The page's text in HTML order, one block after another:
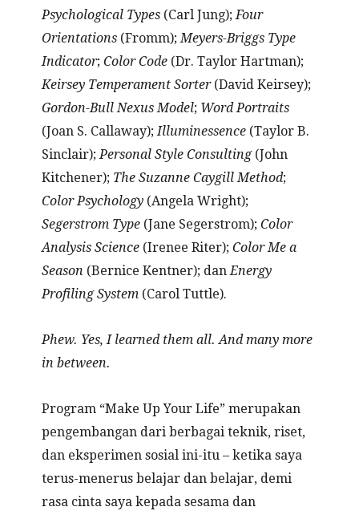
Psychological Types (Carl Jung); Four
Orientations (Fromm); Meyers-Briggs Type
Indicator;Color Code (Dr. Taylor Hartman);
Keirsey Temperament Sorter(David Keirsey);
Gordon-Bull Nexus Model; Word Portraits
(Joan S. Callaway); Illuminessence (Taylor B.
Sinclair); Personal Style Consulting(John
Kitchener); The Suzanne Caygill Method;
Color Psychology (Angela Wright);
Segerstrom Type (Jane Segerstrom);Color
Analysis Science (Irenee Riter);Color Me a
Season (Bernice Kentner); dan Energy
Profiling System (Carol Tuttle).
Phew. Yes, I learned them all. And many more
in between.
Program “Make Up Your Life” merupakan
pengembangan dari berbagai teknik, riset,
dan eksperimen sosial ini-itu – ketika saya
terus-menerus belajar dan belajar, demi
rasa cinta saya kepada sesama dan